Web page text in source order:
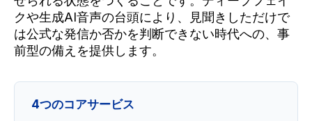
クや生成AI音声の台頭により、見聞きしただけで
は公式な発信か否かを判断できない時代への、事
前型の備えを提供します。
4つのコアサービス